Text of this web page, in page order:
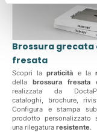
Brossura grecata
fresata
Scopri lapraticità e la
della brossura fresata
realizzata da
cataloghi, brochure,
Configura e stampa
prodotto personalizzato
una rilegatura resistente.